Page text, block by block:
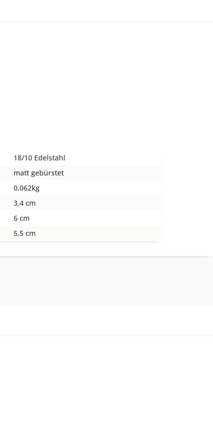
18/10 Edelstahl
matt gebürstet
0,062kg
3,4 cm
6 cm
5,5 cm